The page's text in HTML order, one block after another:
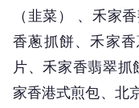
（韭菜） 、禾家
香蔥抓餅、禾家
片、禾家香翡翠
家香港式煎包、北